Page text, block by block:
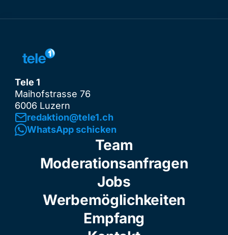
Tele 1
Maihofstrasse 76
6006 Luzern
redaktion@tele1.ch
WhatsApp schicken
Team
Moderationsanfragen
Jobs
Werbemöglichkeiten
Empfang